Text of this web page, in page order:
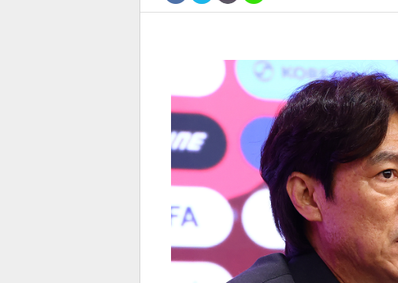
즐겨찾기
최신 뉴스 스포츠